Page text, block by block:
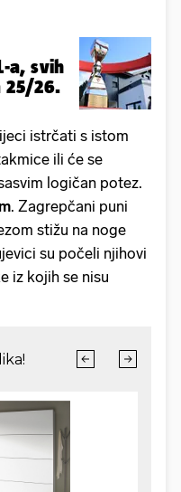
a, svih
25/26.
istrčati s istom
ili će se
logičan potez.
. Zagrepčani puni
stižu na noge
su počeli njihovi
iz kojih se nisu